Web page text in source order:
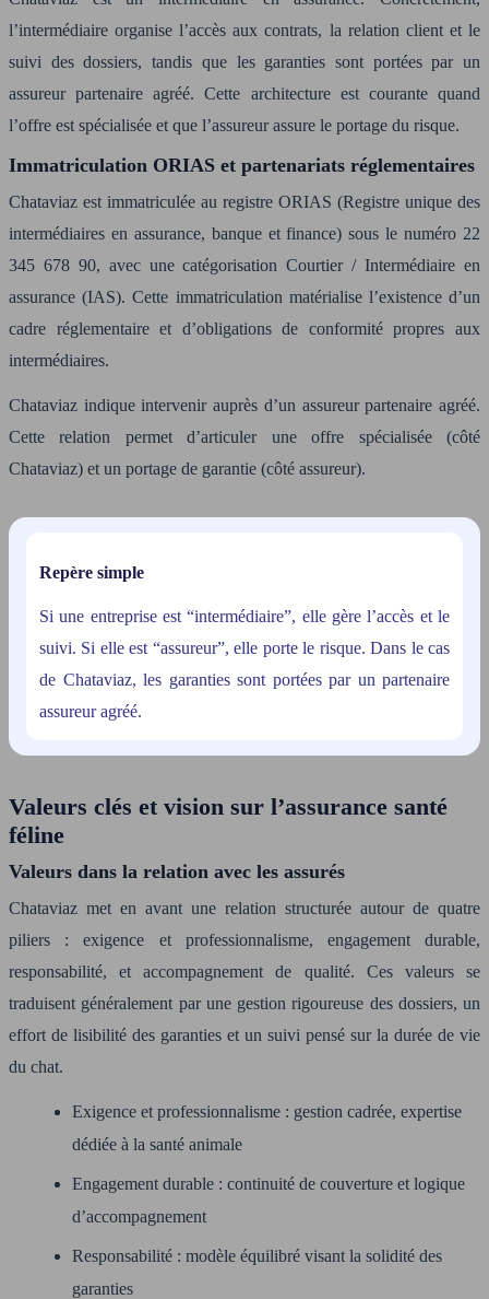
l’intermédiaire organise l’accès aux contrats, la relation client et le
suivi des dossiers, tandis que les garanties sont portées par un
assureur partenaire agréé. Cette architecture est courante quand
l’offre est spécialisée et que l’assureur assure le portage du risque.
Immatriculation ORIAS et partenariats réglementaires
Chataviaz est immatriculée au registre ORIAS (Registre unique des
intermédiaires en assurance, banque et finance) sous le numéro 22
345 678 90, avec une catégorisation Courtier / Intermédiaire en
assurance (IAS). Cette immatriculation matérialise l’existence d’un
cadre réglementaire et d’obligations de conformité propres aux
intermédiaires.
Chataviaz indique intervenir auprès d’un assureur partenaire agréé.
Cette relation permet d’articuler une offre spécialisée (côté
Chataviaz) et un portage de garantie (côté assureur).
Repère simple
Si une entreprise est “intermédiaire”, elle gère l’accès et le
suivi. Si elle est “assureur”, elle porte le risque. Dans le cas
de Chataviaz, les garanties sont portées par un partenaire
assureur agréé.
Valeurs clés et vision sur l’assurance santé
féline
Valeurs dans la relation avec les assurés
Chataviaz met en avant une relation structurée autour de quatre
piliers : exigence et professionnalisme, engagement durable,
responsabilité, et accompagnement de qualité. Ces valeurs se
traduisent généralement par une gestion rigoureuse des dossiers, un
effort de lisibilité des garanties et un suivi pensé sur la durée de vie
du chat.
Exigence et professionnalisme : gestion cadrée, expertise
dédiée à la santé animale
Engagement durable : continuité de couverture et logique
d’accompagnement
Responsabilité : modèle équilibré visant la solidité des
garanties